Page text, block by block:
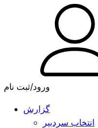
ورود/ثبت نام
گزارش
انتخاب سردبیر